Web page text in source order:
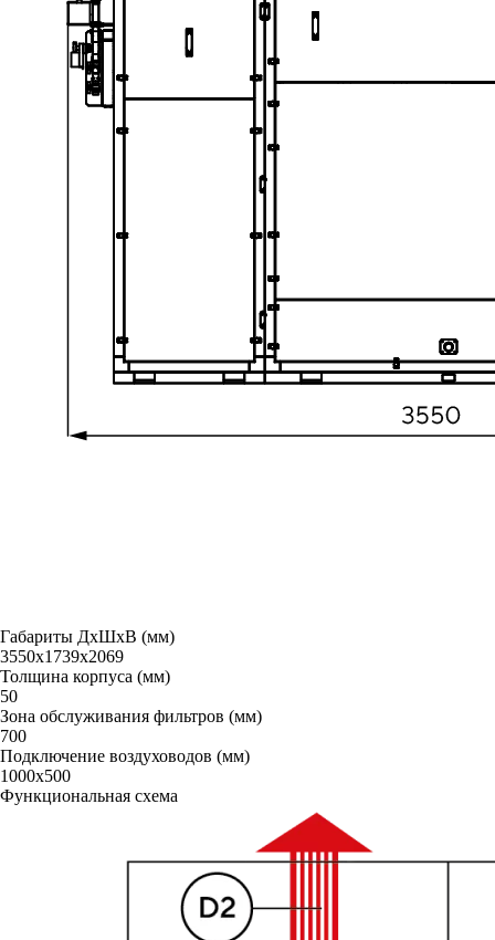
Габариты ДxШxВ (мм)
3550х1739х2069
Толщина корпуса (мм)
50
Зона обслуживания фильтров (мм)
700
Подключение воздуховодов (мм)
1000х500
Функциональная схема